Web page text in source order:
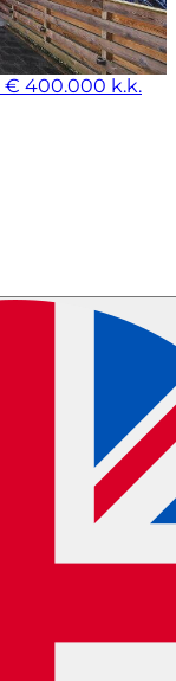
€ 400.000 k.k.